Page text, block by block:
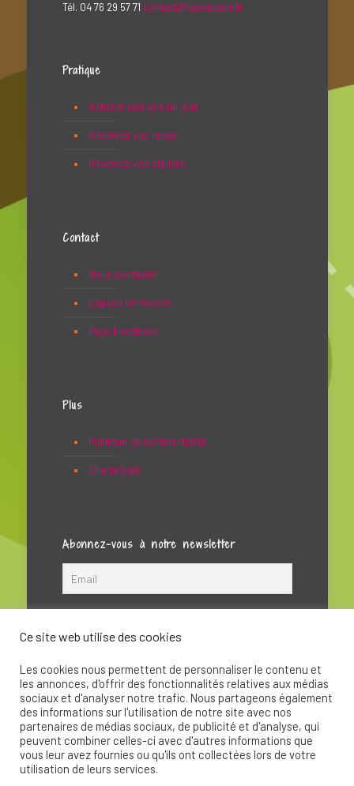
Tél. 04 76 29 57 71 contact@lasoupape.fr
Pratique
Adhérer ou Faire un don
Réservez vos repas
Réservez vos ateliers
Contact
Nous contacter
Espace bénévoles
Page Facebook
Plus
Politique de confidentialité
Charte Café
Abonnez-vous à notre newsletter
© 2020 - La Soupape Association - Création par
Ce site web utilise des cookies
Les cookies nous permettent de personnaliser le contenu et
les annonces, d'offrir des fonctionnalités relatives aux médias
sociaux et d'analyser notre trafic. Nous partageons également
des informations sur l'utilisation de notre site avec nos
partenaires de médias sociaux, de publicité et d'analyse, qui
peuvent combiner celles-ci avec d'autres informations que
vous leur avez fournies ou qu'ils ont collectées lors de votre
utilisation de leurs services.